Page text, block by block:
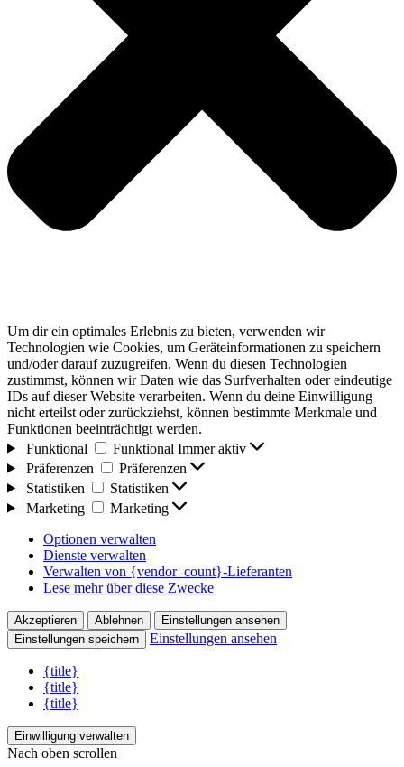
Um dir ein optimales Erlebnis zu bieten, verwenden wir
Technologien wie Cookies, um Geräteinformationen zu speichern
und/oder darauf zuzugreifen. Wenn du diesen Technologien
zustimmst, können wir Daten wie das Surfverhalten oder eindeutige
IDs auf dieser Website verarbeiten. Wenn du deine Einwilligung
nicht erteilst oder zurückziehst, können bestimmte Merkmale und
Funktionen beeinträchtigt werden.
Funktional
Funktional Immer aktiv
Präferenzen
Präferenzen
Statistiken
Statistiken
Marketing
Marketing
Optionen verwalten
Dienste verwalten
Verwalten von {vendor_count}-Lieferanten
Lese mehr über diese Zwecke
Akzeptieren Ablehnen
Einstellungen ansehen
Einstellungen speichern
Einstellungen ansehen
{title}
{title}
{title}
Einwilligung verwalten
Nach oben scrollen